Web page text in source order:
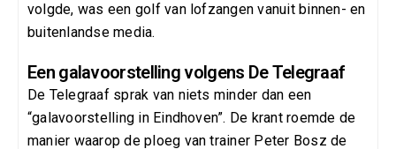
volgde, was een golf van lofzangen vanuit binnen- en
buitenlandse media.
Een galavoorstelling volgens De Telegraaf
De Telegraaf sprak van niets minder dan een
“galavoorstelling in Eindhoven”. De krant roemde de
manier waarop de ploeg van trainer Peter Bosz de